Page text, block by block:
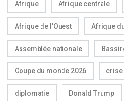
Afrique Afrique centrale
Afrique de l’Ouest Afrique
Assemblée nationale
Coupe du monde 2026 crise
diplomatie Donald Trump